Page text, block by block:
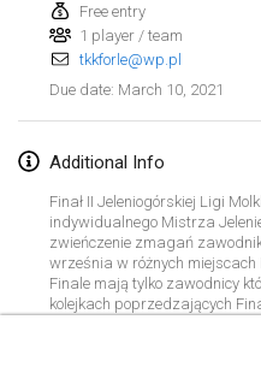
Free entry
1 player / team
tkkforle@wp.pl
Due date: March 10, 2021
Additional Info
Finał II Jeleniogórskiej Ligi
indywidualnego Mistrza
zwieńczenie zmagań
września w różnych
Finale mają tylko zawodnicy
kolejkach poprzedzających
Junior, Młodzieżowiec,
Tournoi du printemps
Apr 9, 2021|France
CANCELLED
Indoor de la CASAS
Halové MČR
Apr 10, 2021|Czech
CANCELLED
Doublette du
Apr 24, 2021|Belgium